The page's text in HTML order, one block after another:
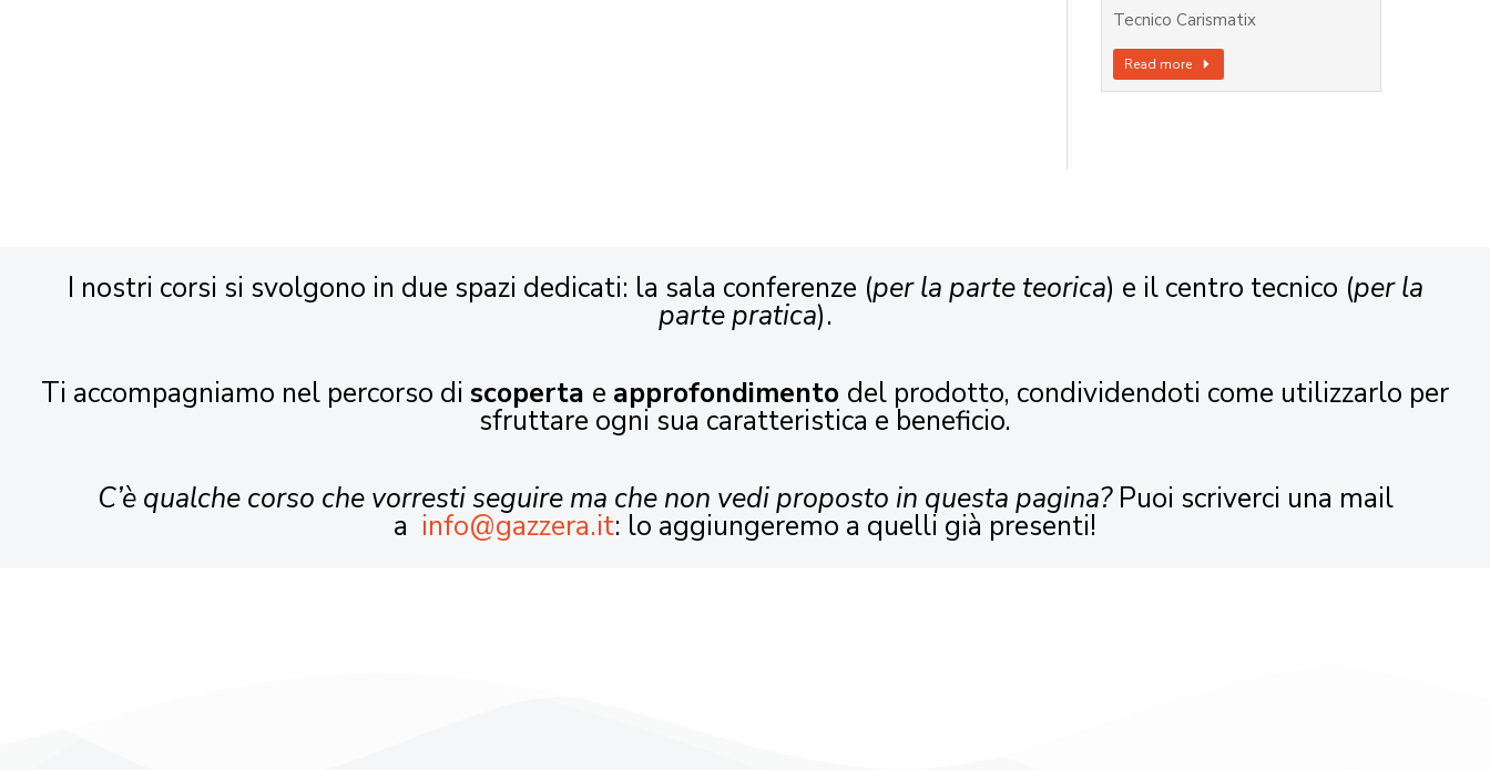
Tecnico Carismatix
Read more
I nostri corsi si svolgono in due spazi dedicati: la sala conferenze (per la parte teorica) e il centro tecnico (per la
parte pratica).
Ti accompagniamo nel percorso di scoperta e approfondimento del prodotto, condividendoti come utilizzarlo per
sfruttare ogni sua caratteristica e beneficio.
C’è qualche corso che vorresti seguire ma che non vedi proposto in questa pagina?Puoi scriverci una mail
a info@gazzera.it: lo aggiungeremo a quelli già presenti!